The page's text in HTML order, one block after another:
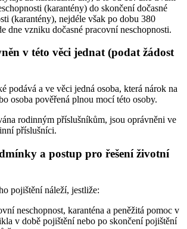
(karantény) do skončení dočasné
(karantény), nejdéle však po dobu 380
dne vzniku dočasné pracovní neschopnosti.
v této věci jednat (podat žádost
podává a ve věci jedná osoba, která nárok na
osoba pověřená plnou mocí této osoby.
rodinným příslušníkům, jsou oprávněni ve
příslušníci.
a postup pro řešení životní
pojištění náleží, jestliže:
neschopnost, karanténa a peněžitá pomoc v
v době pojištění nebo po skončení pojištění